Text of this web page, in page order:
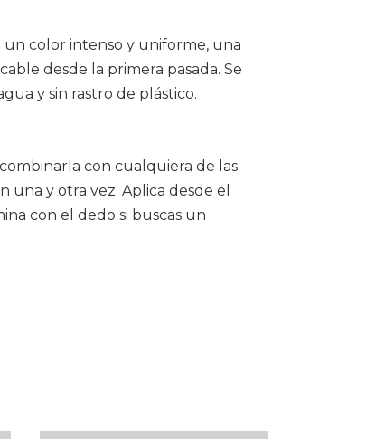
un color intenso y uniforme, una
desde la primera pasada. Se
y sin rastro de plástico.
con cualquiera de las
una y otra vez. Aplica desde el
con el dedo si buscas un